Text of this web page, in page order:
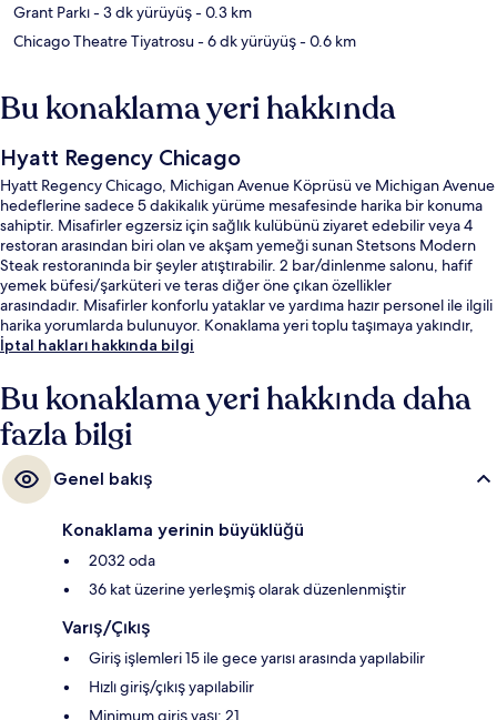
Grant Parkı- 3 dk yürüyüş- 0.3 km
Chicago Theatre Tiyatrosu- 6 dk yürüyüş- 0.6 km
Bu konaklama yeri hakkında
Hyatt Regency Chicago
Hyatt Regency Chicago, Michigan Avenue Köprüsü ve Michigan Avenue
hedeflerine sadece 5 dakikalık yürüme mesafesinde harika bir konuma
sahiptir. Misafirler egzersiz için sağlık kulübünü ziyaret edebilir veya 4
restoran arasından biri olan ve akşam yemeği sunan Stetsons Modern
Steak restoranında bir şeyler atıştırabilir. 2 bar/dinlenme salonu, hafif
yemek büfesi/şarküteri ve teras diğer öne çıkan özellikler
arasındadır. Misafirler konforlu yataklar ve yardıma hazır personel ile ilgili
harika yorumlarda bulunuyor. Konaklama yeri toplu taşımaya yakındır,
Randolph-Wabash İstasyonu 8 dakikalık ve State İstasyonu 8 dakikalık
İptal hakları hakkında bilgi
Bu konaklama yeri hakkında daha
fazla bilgi
Genel bakış
Konaklama yerinin büyüklüğü
2032 oda
36 kat üzerine yerleşmiş olarak düzenlenmiştir
Varış/Çıkış
Giriş işlemleri 15 ile gece yarısı arasında yapılabilir
Hızlı giriş/çıkış yapılabilir
Minimum giriş yaşı: 21